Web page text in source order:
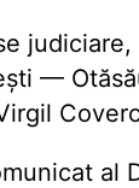
—
al